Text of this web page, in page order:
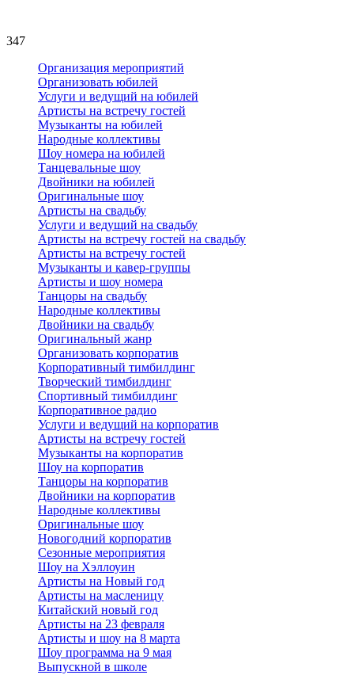
347
Организация мероприятий
Организовать юбилей
Услуги и ведущий на юбилей
Артисты на встречу гостей
Музыканты на юбилей
Народные коллективы
Шоу номера на юбилей
Танцевальные шоу
Двойники на юбилей
Оригинальные шоу
Артисты на свадьбу
Услуги и ведущий на свадьбу
Артисты на встречу гостей на свадьбу
Артисты на встречу гостей
Музыканты и кавер-группы
Артисты и шоу номера
Танцоры на свадьбу
Народные коллективы
Двойники на свадьбу
Оригинальный жанр
Организовать корпоратив
Корпоративный тимбилдинг
Творческий тимбилдинг
Спортивный тимбилдинг
Корпоративное радио
Услуги и ведущий на корпоратив
Артисты на встречу гостей
Музыканты на корпоратив
Шоу на корпоратив
Танцоры на корпоратив
Двойники на корпоратив
Народные коллективы
Оригинальные шоу
Новогодний корпоратив
Сезонные мероприятия
Шоу на Хэллоуин
Артисты на Новый год
Артисты на масленицу
Китайский новый год
Артисты на 23 февраля
Артисты и шоу на 8 марта
Шоу программа на 9 мая
Выпускной в школе